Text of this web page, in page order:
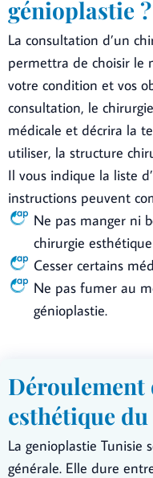
génioplastie ?
La consultation d’un
permettra de choisir
votre condition et vos
consultation, le
médicale et décrira la
utiliser, la structure
Il vous indique la liste
instructions peuvent
Ne pas manger ni
chirurgie
Cesser certains
Ne pas fumer au
génioplastie.
esthétique
La genioplastie Tunisie
générale. Elle dure